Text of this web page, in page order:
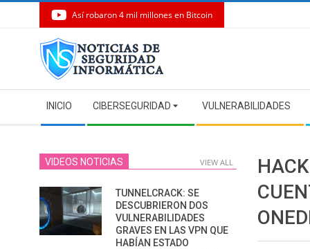
Así robaron 4 mil millones en Bitcoin
Navigation
Menu
INICIO CIBERSEGURIDAD VULNERABILIDADES
VIDEOS NOTICIAS VIEW ALL
TUNNELCRACK: SE
DESCUBRIERON DOS
VULNERABILIDADES
GRAVES EN LAS VPN QUE
HABÍAN ESTADO